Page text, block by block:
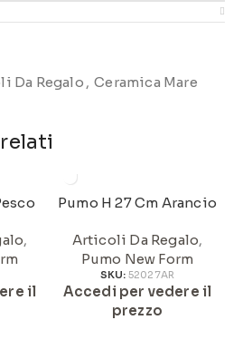
Da Regalo , Ceramica Mare
,
il
Pumo H 27 Cm Arancio
Articoli Da Regalo,
Pumo New Form
SKU: 52027AR
Accedi per vedere il
prezzo